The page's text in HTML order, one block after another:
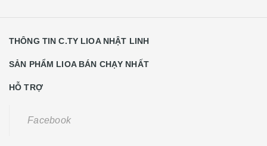
THÔNG TIN C.TY LIOA NHẬT LINH
SẢN PHẨM LIOA BÁN CHẠY NHẤT
HỖ TRỢ
Facebook